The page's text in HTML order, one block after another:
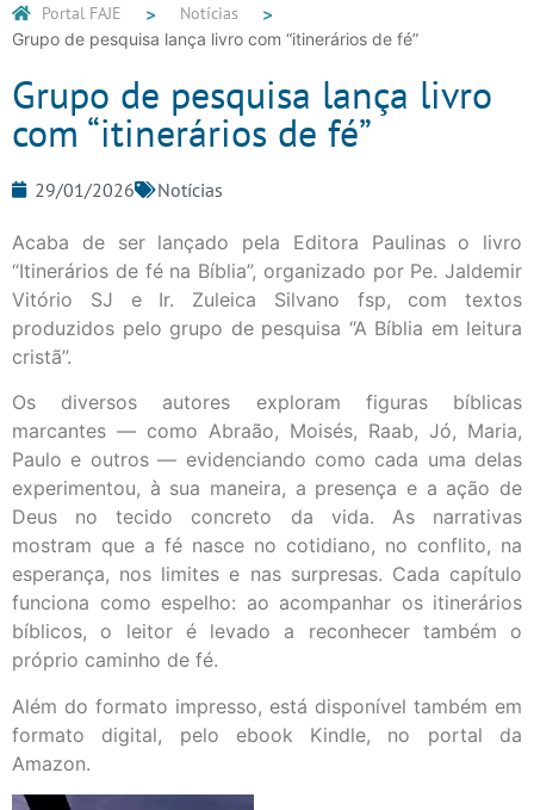
Portal FAJE Notícias
Grupo de pesquisa lança livro com “itinerários de fé”
Grupo de pesquisa lança livro
com “itinerários de fé”
29/01/2026 Notícias
Acaba de ser lançado pela Editora Paulinas o livro
“Itinerários de fé na Bíblia”, organizado por Pe. Jaldemir
Vitório SJ e Ir. Zuleica Silvano fsp, com textos
produzidos pelo grupo de pesquisa “A Bíblia em leitura
cristã”.
Os diversos autores exploram figuras bíblicas
marcantes — como Abraão, Moisés, Raab, Jó, Maria,
Paulo e outros — evidenciando como cada uma delas
experimentou, à sua maneira, a presença e a ação de
Deus no tecido concreto da vida. As narrativas
mostram que a fé nasce no cotidiano, no conflito, na
esperança, nos limites e nas surpresas. Cada capítulo
funciona como espelho: ao acompanhar os itinerários
bíblicos, o leitor é levado a reconhecer também o
próprio caminho de fé.
Além do formato impresso, está disponível também em
formato digital, pelo ebook Kindle, no portal da
Amazon.